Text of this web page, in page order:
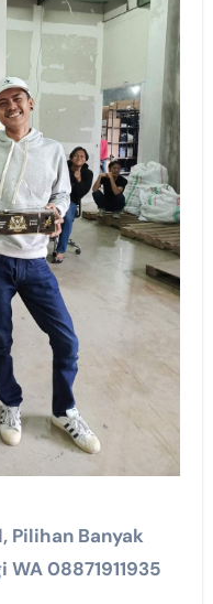
Pilihan Banyak
08871911935